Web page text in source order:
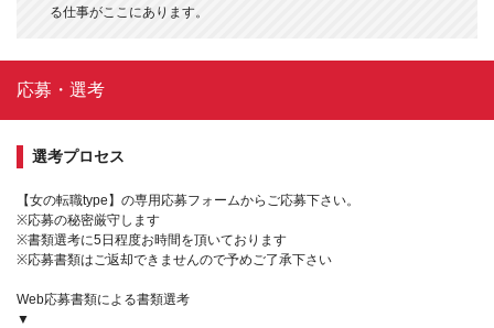
る仕事がここにあります。
応募・選考
選考プロセス
【女の転職type】の専用応募フォームからご応募下さい。
※応募の秘密厳守します
※書類選考に5日程度お時間を頂いております
※応募書類はご返却できませんので予めご了承下さい
Web応募書類による書類選考
▼